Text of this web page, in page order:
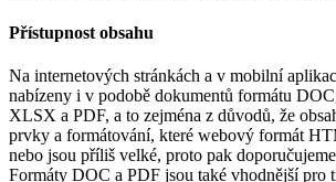
Přístupnost obsahu
Na internetových stránkách a v mobilní
nabízeny i v podobě dokumentů formátu
XLSX a PDF, a to zejména z důvodů, že
prvky a formátování, které webový formát
nebo jsou příliš velké, proto pak
Formáty DOC a PDF jsou také vhodnější pro